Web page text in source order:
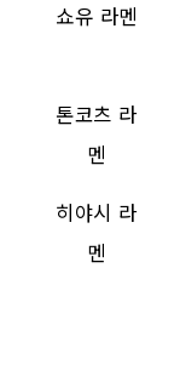
쇼유 라멘
톤코츠 라
멘
히야시 라
멘